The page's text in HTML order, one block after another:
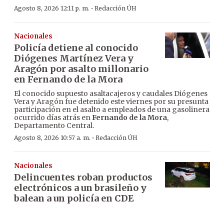
Agosto 8, 2026 12:11 p. m. · Redacción ÚH
Nacionales
Policía detiene al conocido
Diógenes Martínez Vera y
Aragón por asalto millonario
en Fernando de la Mora
El conocido supuesto asaltacajeros y caudales Diógenes
Vera y Aragón fue detenido este viernes por su presunta
participación en el asalto a empleados de una gasolinera
ocurrido días atrás enFernando de la Mora,
Departamento Central.
Agosto 8, 2026 10:57 a. m. · Redacción ÚH
Nacionales
Delincuentes roban productos
electrónicos a un brasileño y
balean a un policía en CDE